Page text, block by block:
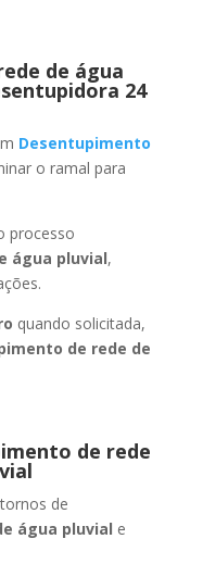
de água
24
Desentupimento
o ramal para
processo
água pluvial,
quando solicitada,
de rede de
de rede
de
água pluvial e